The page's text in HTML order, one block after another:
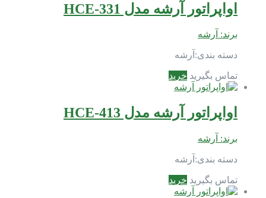
اواپراتور آرشه مدل HCE-331
برند: آرشه
دسته بندی: آرشه
تماس بگیرید خرید
اواپراتور آرشه مدل HCE-413
برند: آرشه
دسته بندی: آرشه
تماس بگیرید خرید